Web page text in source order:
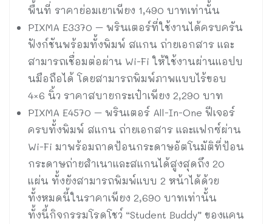
พื้นที่ ราคาย่อมเยาเพียง 1,490 บาทเท่านั้น
PIXMA E3370 – พรินเตอร์ที่ใช้งานได้ครบครัน
ฟังก์ชันพร้อมทั้งพิมพ์ สแกน ถ่ายเอกสาร และ
สามารถเชื่อมต่อผ่าน Wi-Fi ให้ใช้งานผ่านแอปบ
นมือถือได้ โดยสามารถพิมพ์ภาพแบบไร้ขอบ
4×6 นิ้ว ราคาสบายกระเป๋าเพียง 2,290 บาท
PIXMA E4570 – พรินเตอร์ All-In-One ฟีเจอร์
ครบทั้งพิมพ์ สแกน ถ่ายเอกสาร และแฟกซ์ผ่าน
Wi-Fi มาพร้อมถาดป้อนกระดาษอัตโนมัติที่ป้อน
กระดาษถ่ายสำเนาและสแกนได้สูงสุดถึง 20
แผ่น ทั้งยังสามารถพิมพ์แบบ 2 หน้าได้ด้วย
ทั้งหมดนี้ในราคาเพียง 2,690 บาทเท่านั้น
ทั้งนี้กิจกรรมโรดโชว์ “Student Buddy” ของแคน